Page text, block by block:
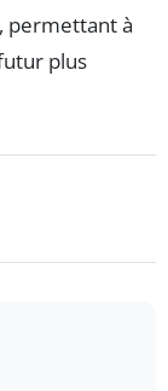
permettant à
plus